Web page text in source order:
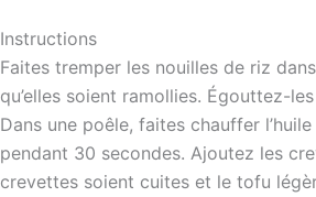
Instructions
Faites tremper les nouilles de riz
qu’elles soient ramollies. Égouttez-
Dans une poêle, faites chauffer
pendant 30 secondes. Ajoutez les
crevettes soient cuites et le tofu